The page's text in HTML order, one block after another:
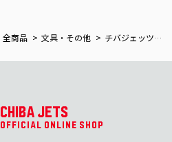
全商品 文具・その他 チバジェッツのおふろじかん スクエアボトル
CHIBA JETS
OFFICIAL ONLINE SHOP